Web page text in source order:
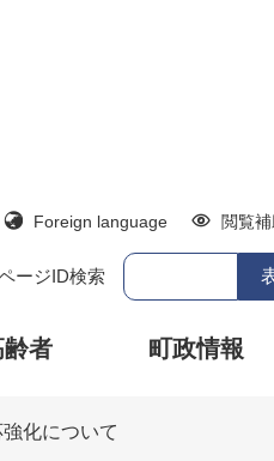
Foreign language 閲覧
ージID検索
者 町政情報
化について